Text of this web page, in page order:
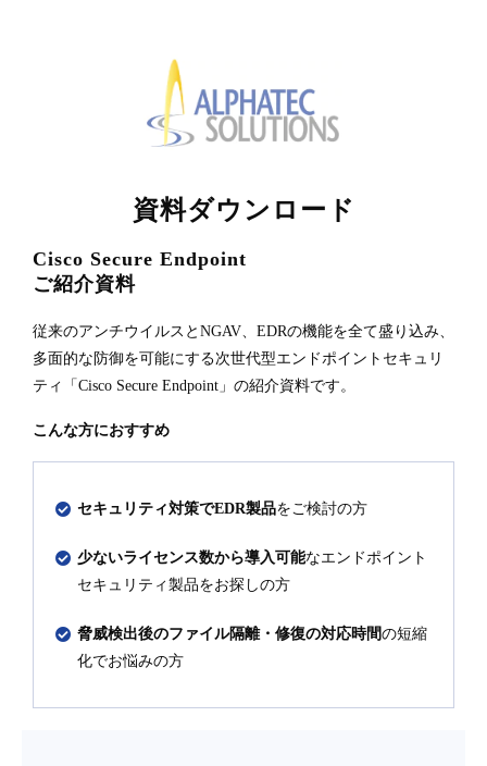
資料ダウンロード
Cisco Secure Endpoint
ご紹介資料
従来のアンチウイルスとNGAV、EDRの機能を全て盛り込み、
多面的な防御を可能にする次世代型エンドポイントセキュリ
ティ「Cisco Secure Endpoint」の紹介資料です。
こんな方におすすめ
セキュリティ対策でEDR製品をご検討の方
少ないライセンス数から導入可能なエンドポイント
セキュリティ製品をお探しの方
脅威検出後のファイル隔離・修復の対応時間の短縮
化でお悩みの方